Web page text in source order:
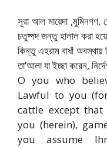
সূরা আল মায়েদা ,মুমিনগণ,
চতুষ্পদ জন্তু হালাল করা
কিন্তু এহরাম বাধাঁ অবস্থায়
তা’আলা যা ইচ্ছা করেন,
O you who
Lawful to you
cattle except
you (herein),
you assume